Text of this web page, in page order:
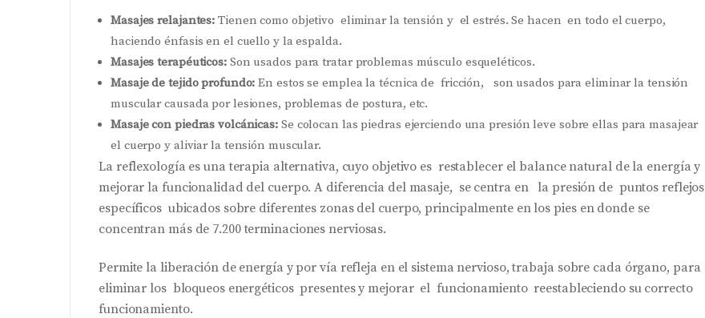
Masajes relajantes: Tienen como objetivo eliminar la tensión y el estrés. Se hacen en todo el cuerpo,
haciendo énfasis en el cuello y la espalda.
Masajes terapéuticos:Son usados para tratar problemas músculo esqueléticos.
Masaje de tejido profundo:En estos se emplea la técnica de fricción, son usados para eliminar la tensión
muscular causada por lesiones, problemas de postura, etc.
Masaje con piedras volcánicas: Se colocan las piedras ejerciendo una presión leve sobre ellas para masajear
el cuerpo y aliviar la tensión muscular.
La reflexología es una terapia alternativa, cuyo objetivo es restablecer el balance natural de la energía y
mejorar la funcionalidad del cuerpo. A diferencia del masaje, se centra en la presión de puntos reflejos
específicos ubicados sobre diferentes zonas del cuerpo, principalmente en los pies en donde se
concentran más de 7.200 terminaciones nerviosas.
Permite la liberación de energía y por vía refleja en el sistema nervioso, trabaja sobre cada órgano, para
eliminar los bloqueos energéticos presentes y mejorar el funcionamiento reestableciendo su correcto
funcionamiento.